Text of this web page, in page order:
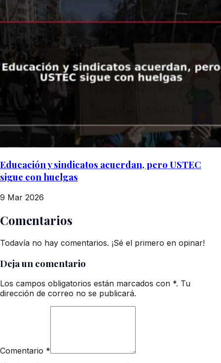
Educación y sindicatos acuerdan, pero USTEC
sigue con huelgas
9 Mar 2026
Comentarios
Todavía no hay comentarios. ¡Sé el primero en opinar!
Deja un comentario
Los campos obligatorios están marcados con *. Tu
dirección de correo no se publicará.
Comentario *